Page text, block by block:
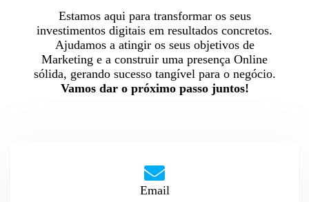
Estamos aqui para transformar os seus
investimentos digitais em resultados concretos.
Ajudamos a atingir os seus objetivos de
Marketing e a construir uma presença Online
sólida, gerando sucesso tangível para o negócio.
Vamos dar o próximo passo juntos!
Email